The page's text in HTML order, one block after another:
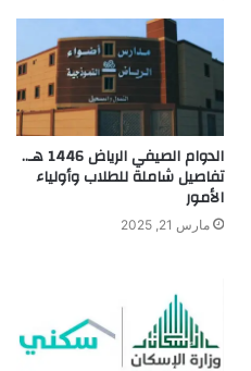
الدوام الصيفي الرياض 1446 هـ..
تفاصيل شاملة للطلاب وأولياء
الأمور
مارس 21, 2025